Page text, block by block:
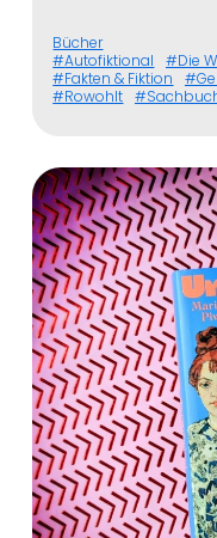
Bücher
Autofiktional
Die
Fakten & Fiktion
Rowohlt